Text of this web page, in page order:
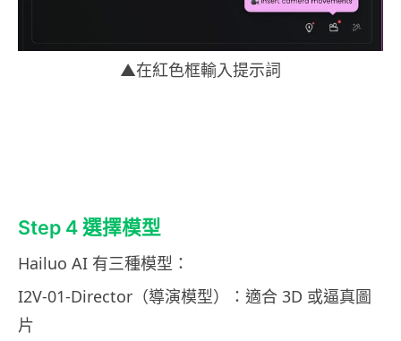
▲在紅色框輸入提示詞
Step 4 選擇模型
Hailuo AI 有三種模型：
I2V-01-Director（導演模型）：適合 3D 或逼真圖
片